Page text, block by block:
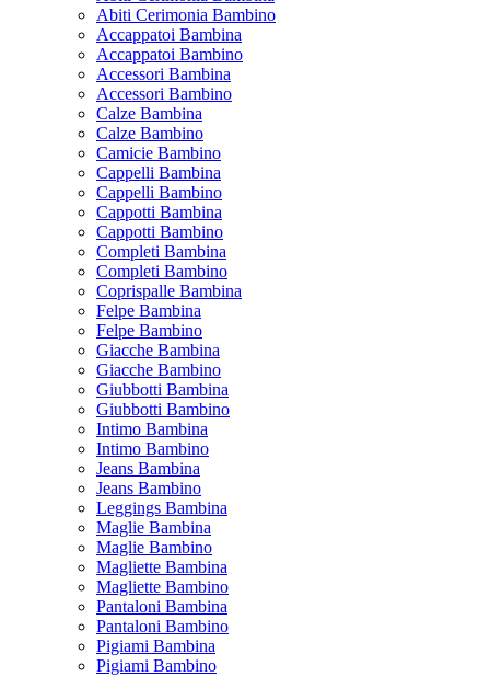
Abiti Cerimonia Bambino
Accappatoi Bambina
Accappatoi Bambino
Accessori Bambina
Accessori Bambino
Calze Bambina
Calze Bambino
Camicie Bambino
Cappelli Bambina
Cappelli Bambino
Cappotti Bambina
Cappotti Bambino
Completi Bambina
Completi Bambino
Coprispalle Bambina
Felpe Bambina
Felpe Bambino
Giacche Bambina
Giacche Bambino
Giubbotti Bambina
Giubbotti Bambino
Intimo Bambina
Intimo Bambino
Jeans Bambina
Jeans Bambino
Leggings Bambina
Maglie Bambina
Maglie Bambino
Magliette Bambina
Magliette Bambino
Pantaloni Bambina
Pantaloni Bambino
Pigiami Bambina
Pigiami Bambino